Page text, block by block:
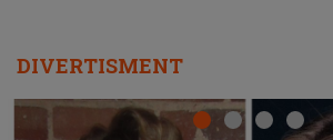
DIVERTISMENT